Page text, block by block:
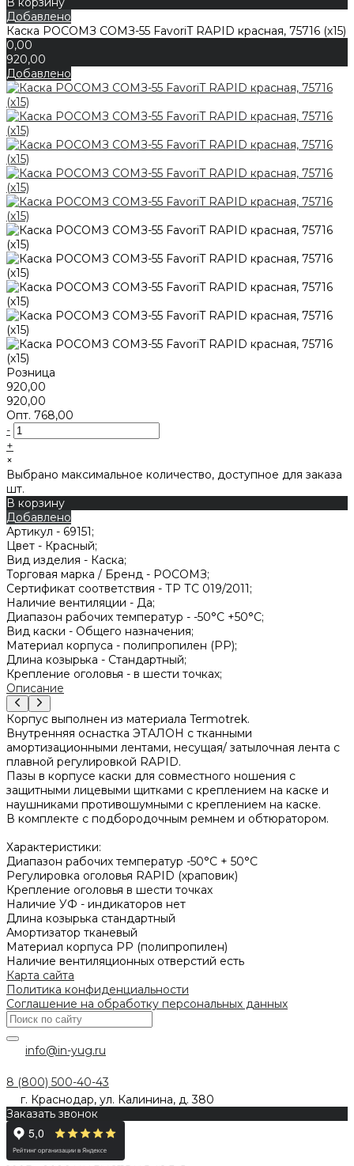
Добавлено
Каска РОСОМЗ СОМЗ-55 FavoriT RAPID красная, 75716 (х15)
0,00
920,00
Добавлено
Розница
920,00
920,00
Опт. 768,00
-
+
×
Выбрано максимальное количество, доступное для заказа
шт.
В корзину
Добавлено
Артикул - 69151;
Цвет - Красный;
Вид изделия - Каска;
Торговая марка / Бренд - РОСОМЗ;
Сертификат соответствия - ТР ТС 019/2011;
Наличие вентиляции - Да;
Диапазон рабочих температур - -50°С +50°С;
Вид каски - Общего назначения;
Материал корпуса - полипропилен (PP);
Длина козырька - Стандартный;
Крепление оголовья - в шести точках;
Описание
Корпус выполнен из материала Termotrek.
Внутренняя оснастка ЭТАЛОН с тканными
амортизационными лентами, несущая/ затылочная лента с
плавной регулировкой RAPID.
Пазы в корпусе каски для совместного ношения с
защитными лицевыми щитками с креплением на каске и
наушниками противошумными с креплением на каске.
В комплекте с подбородочным ремнем и обтюратором.
Характеристики:
Диапазон рабочих температур -50°C + 50°C
Регулировка оголовья RAPID (храповик)
Крепление оголовья в шести точках
Наличие УФ - индикаторов нет
Длина козырька стандартный
Амортизатор тканевый
Материал корпуса PP (полипропилен)
Наличие вентиляционных отверстий есть
Карта сайта
Политика конфиденциальности
Соглашение на обработку персональных данных
info@in-yug.ru
8 (800) 500-40-43
г. Краснодар, ул. Калинина, д. 380
Заказать звонок